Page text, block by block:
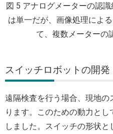
図 5 アナログメーターの認
は単一だが、画像処理によ
て、複数メーターの
スイッチロボットの開発
遠隔検査を行う場合、現地
ります。このための動力と
しました。スイッチの形状